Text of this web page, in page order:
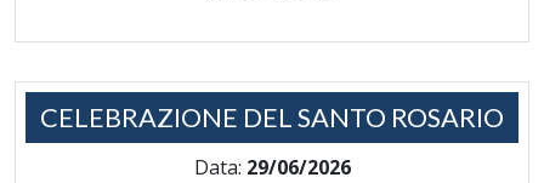
CELEBRAZIONE DEL SANTO ROSARIO
Data: 29/06/2026